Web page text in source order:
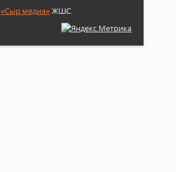
«Сыр медиа»ЖШС.